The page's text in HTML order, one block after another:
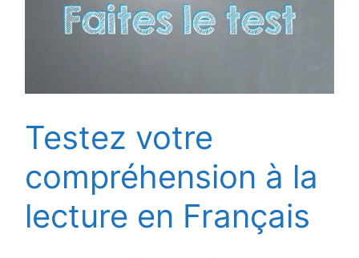
Testez votre
compréhension à la
lecture en Français